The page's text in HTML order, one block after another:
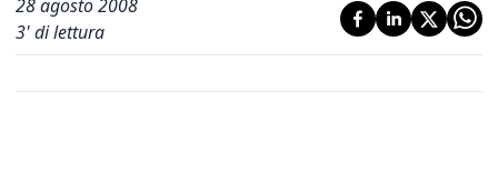
28 agosto 2008
3' di lettura